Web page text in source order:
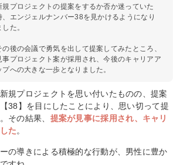
規プロジェクトの提案をするか否か迷っていた
、エンジェルナンバー38を見かけるようになり
した。
の後の会議で勇気を出して提案してみたところ、
事プロジェクト案が採用され、今後のキャリアア
プへの大きな一歩となりました。
規プロジェクトを思い付いたものの、提案
38】を目にしたことにより、思い切って提
その結果、 提案が見事に採用され、キャリ
た。
の導きによる積極的な行動が、男性に豊か